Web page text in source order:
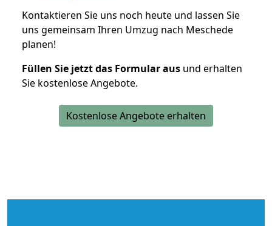
Kontaktieren Sie uns noch heute und lassen Sie
uns gemeinsam Ihren Umzug nach Meschede
planen!
Füllen Sie jetzt das Formular aus und erhalten
Sie kostenlose Angebote.
Kostenlose Angebote erhalten